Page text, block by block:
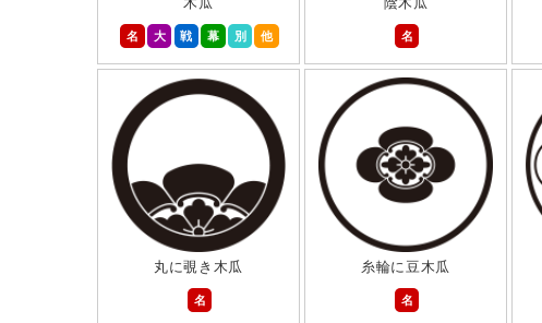
名
大 戦 幕 別 他
名
丸に覗き木瓜
名
糸輪に豆木瓜
名